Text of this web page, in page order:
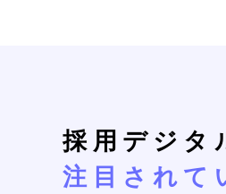
採用デジタ
注目されて